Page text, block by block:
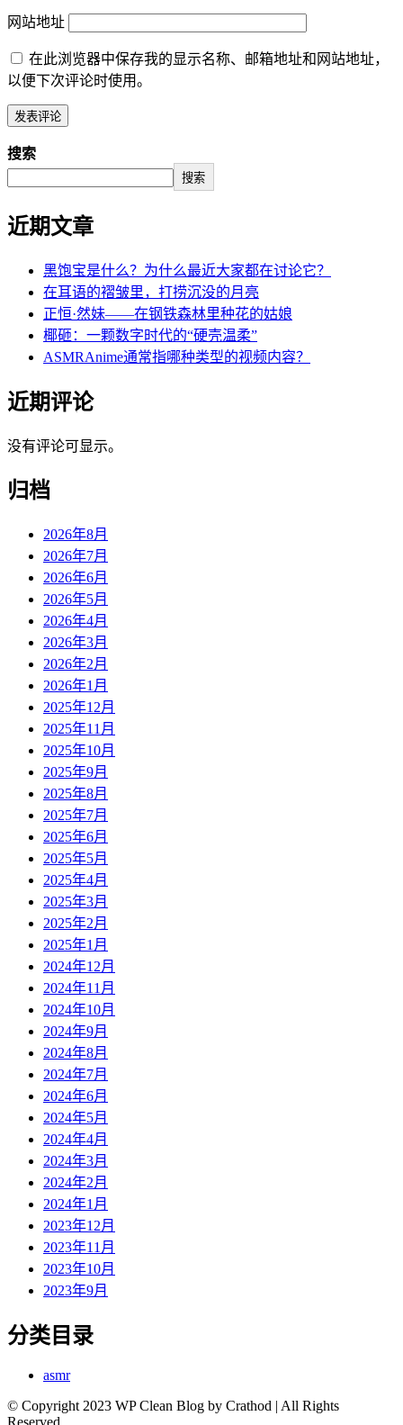
网站地址
在此浏览器中保存我的显示名称、邮箱地址和网站地址，
以便下次评论时使用。
搜索
搜索
近期文章
黑饱宝是什么？为什么最近大家都在讨论它？
在耳语的褶皱里，打捞沉没的月亮
正恒·然妹——在钢铁森林里种花的姑娘
椰砸：一颗数字时代的“硬壳温柔”
ASMRAnime通常指哪种类型的视频内容？
近期评论
没有评论可显示。
归档
2026年8月
2026年7月
2026年6月
2026年5月
2026年4月
2026年3月
2026年2月
2026年1月
2025年12月
2025年11月
2025年10月
2025年9月
2025年8月
2025年7月
2025年6月
2025年5月
2025年4月
2025年3月
2025年2月
2025年1月
2024年12月
2024年11月
2024年10月
2024年9月
2024年8月
2024年7月
2024年6月
2024年5月
2024年4月
2024年3月
2024年2月
2024年1月
2023年12月
2023年11月
2023年10月
2023年9月
分类目录
asmr
© Copyright 2023 WP Clean Blog by Crathod | All Rights